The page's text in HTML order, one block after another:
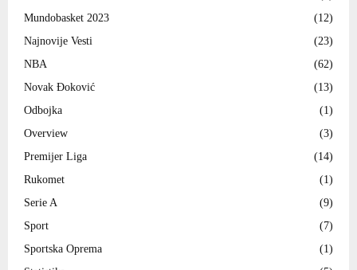
Mundobasket 2023
(12)
Najnovije Vesti
(23)
NBA
(62)
Novak Đoković
(13)
Odbojka
(1)
Overview
(3)
Premijer Liga
(14)
Rukomet
(1)
Serie A
(9)
Sport
(7)
Sportska Oprema
(1)